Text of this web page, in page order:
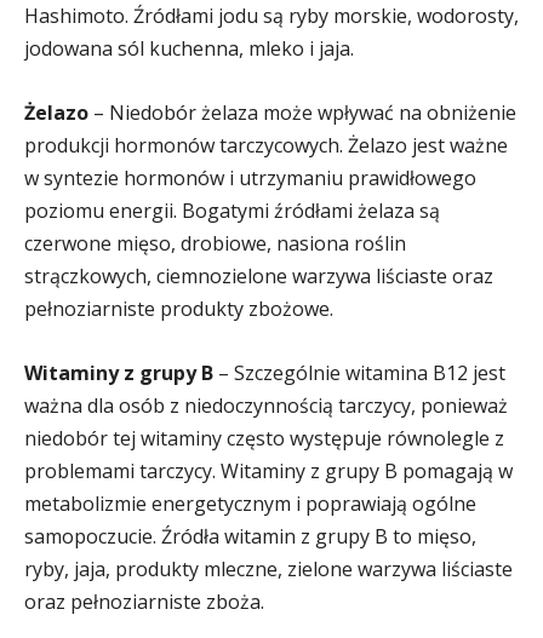
Hashimoto. Źródłami jodu są ryby morskie, wodorosty,
jodowana sól kuchenna, mleko i jaja.
Żelazo – Niedobór żelaza może wpływać na obniżenie
produkcji hormonów tarczycowych. Żelazo jest ważne
w syntezie hormonów i utrzymaniu prawidłowego
poziomu energii. Bogatymi źródłami żelaza są
czerwone mięso, drobiowe, nasiona roślin
strączkowych, ciemnozielone warzywa liściaste oraz
pełnoziarniste produkty zbożowe.
Witaminy z grupy B – Szczególnie witamina B12 jest
ważna dla osób z niedoczynnością tarczycy, ponieważ
niedobór tej witaminy często występuje równolegle z
problemami tarczycy. Witaminy z grupy B pomagają w
metabolizmie energetycznym i poprawiają ogólne
samopoczucie. Źródła witamin z grupy B to mięso,
ryby, jaja, produkty mleczne, zielone warzywa liściaste
oraz pełnoziarniste zboża.